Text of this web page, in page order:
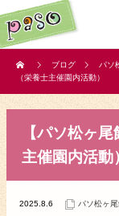
ブログ パソ
（栄養士主催園内活動）
【パソ松ヶ
主催園内活動
2025.8.6 パソ松ヶ